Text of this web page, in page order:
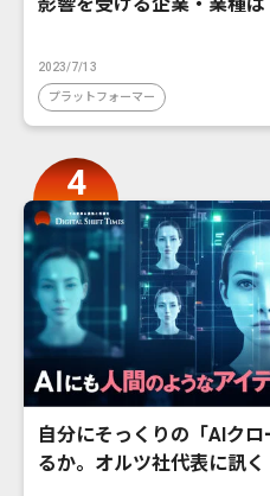
2023/7/13
プラットフォーマー
自分にそっくりの「AIク
るか。オルツ社代表に訊く